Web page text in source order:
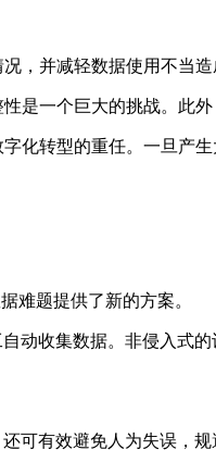
，并减轻数据使用不当造
是一个巨大的挑战。此
化转型的重任。一旦产
难题提供了新的方案。
动收集数据。非侵入式
可有效避免人为失误，